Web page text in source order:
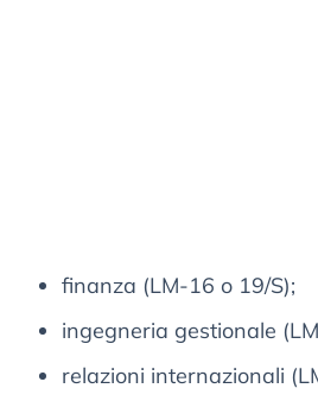
finanza (LM-16 o 19/S);
ingegneria gestionale
relazioni internazionali